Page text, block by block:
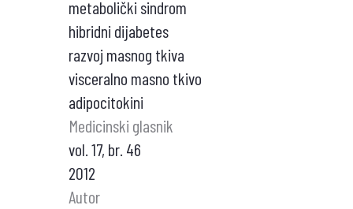
metabolički sindrom
hibridni dijabetes
razvoj masnog tkiva
visceralno masno tkivo
adipocitokini
Medicinski glasnik
vol. 17, br. 46
2012
Autor